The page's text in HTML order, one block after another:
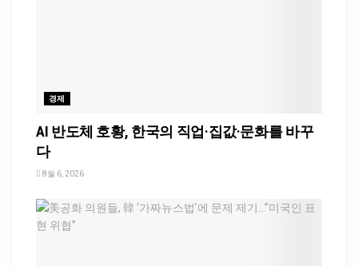
경제
AI 반도체 호황, 한국의 직업·집값·문화를 바꾸
다
8월 6, 2026